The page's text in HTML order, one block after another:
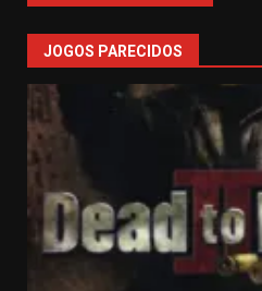
JOGOS PARECIDOS